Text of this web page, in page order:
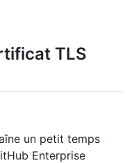
TLS
un petit temps
Enterprise